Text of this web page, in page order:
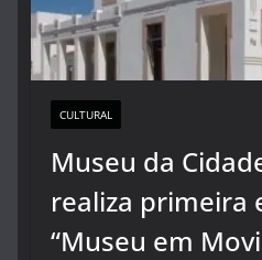
CULTURAL
Museu da
realiza primeira
“Museu em